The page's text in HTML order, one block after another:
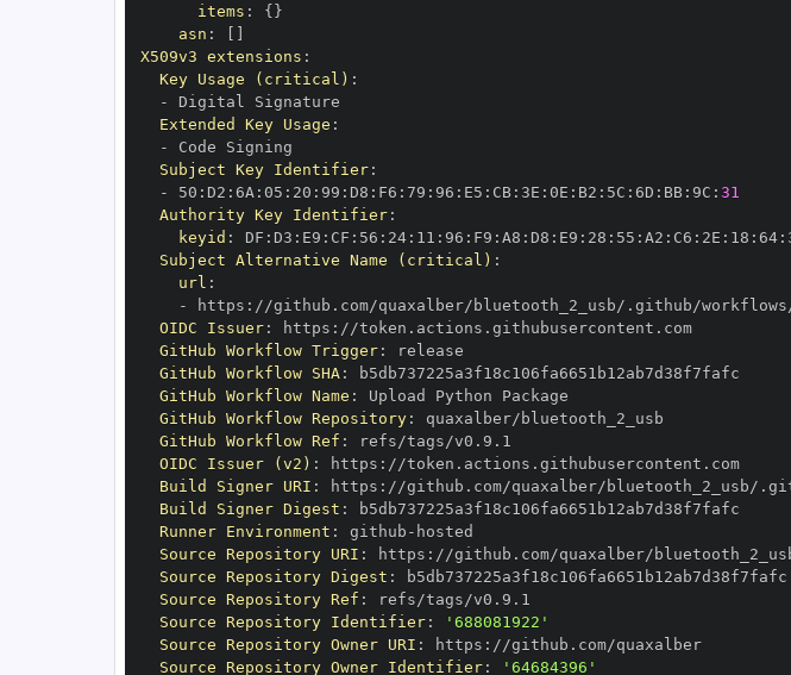
items : { }
asn :
X509v3 extensions :
Key Usage (critical) :
-
Extended Key Usage :
-
Subject Key Identifier:
-
50 : D2 : 6A : 05 : 20 : 99 : D8 : F6 : 79 : 96 : E5 : CB: 3E : 0E : B2 : 5C : 6D : BB: 9C : 31
Authority Key Identifier:
keyid : DF : D3 : E9 : CF : 56 : 24: 11 : 96 : F9 : A8 : D8 : E9 : 28 : 55 : A2 : C6 : 2E : 18 : 64:
Subject Alternative Name (critical) :
url :
-
https : //github.com/quaxalber/bluetooth_2_usb/.github/
OIDC Issuer: https :
//token.actions.githubusercontent.com
GitHub Workflow Trigger:
GitHub Workflow SHA:
GitHub Workflow Name :
GitHub Workflow Repository:
GitHub Workflow Ref :
OIDC Issuer (v2) : https :
//token.actions.githubusercontent.com
Build Signer URI : https : //github.com/quaxalber/bluetooth_2_usb/
Build Signer Digest :
Runner Environment : github -
Source Repository URI : https :
Source Repository Digest :
Source Repository Ref :
Source Repository Identifier:
'688081922'
Source Repository Owner URI : https :
//github.com/quaxalber
Source Repository Owner Identifier: '64684396'